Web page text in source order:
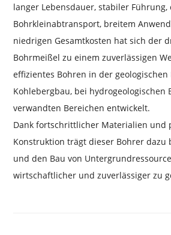
langer Lebensdauer, stabiler Führung,
Bohrkleinabtransport, breitem
niedrigen Gesamtkosten hat sich der
Bohrmeißel zu einem zuverlässigen
effizientes Bohren in der geologischen
Kohlebergbau, bei hydrogeologischen
verwandten Bereichen entwickelt.
Dank fortschrittlicher Materialien und
Konstruktion trägt dieser Bohrer dazu
und den Bau von
wirtschaftlicher und zuverlässiger zu